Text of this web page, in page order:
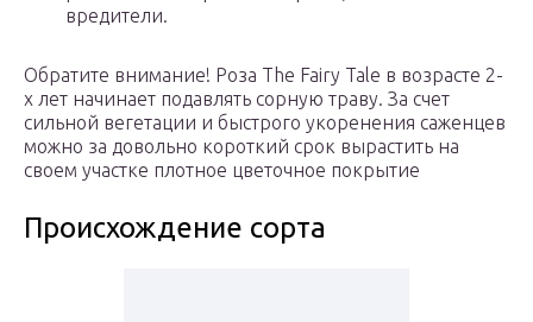
вредители.
Обратите внимание! Роза The Fairy Tale в возрасте 2-
х лет начинает подавлять сорную траву. За счет
сильной вегетации и быстрого укоренения саженцев
можно за довольно короткий срок вырастить на
своем участке плотное цветочное покрытие
Происхождение сорта